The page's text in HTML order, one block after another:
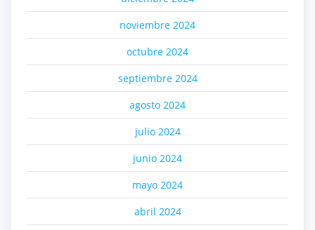
noviembre 2024
octubre 2024
septiembre 2024
agosto 2024
julio 2024
junio 2024
mayo 2024
abril 2024